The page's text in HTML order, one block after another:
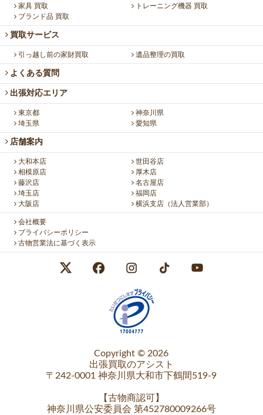
家具 買取
トレーニング機器 買取
ブランド品 買取
買取サービス
引っ越し前の家財買取 遺品整理の買取
よくある質問
出張対応エリア
東京都
神奈川県
埼玉県
愛知県
店舗案内
大和本店
世田谷店
相模原店
厚木店
藤沢店
名古屋店
埼玉店
福岡店
大阪店
横浜支店（法人営業部）
会社概要
プライバシーポリシー
古物営業法に基づく表示
Copyright © 2026
出張買取のアシスト
〒242-0001 神奈川県大和市下鶴間519-9
【古物商認可
】
神奈川県公安委員会 第452780009266号